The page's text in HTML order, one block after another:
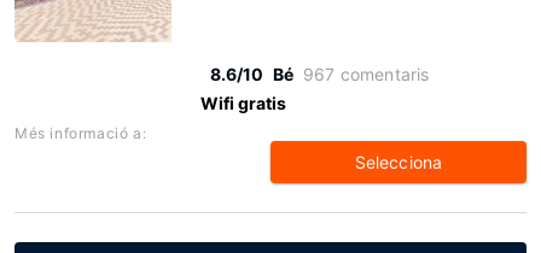
8.6/10 Bé 967 comentaris
Wifi gratis
Més informació a:
Selecciona